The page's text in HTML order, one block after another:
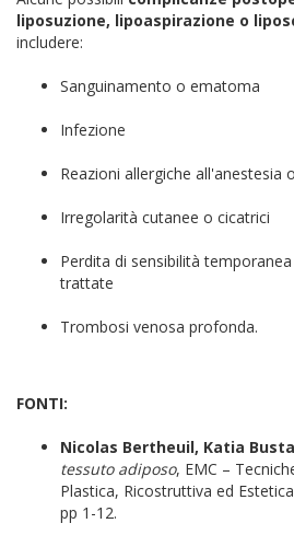
liposuzione, lipoaspirazione o
includere:
Sanguinamento o ematoma
Infezione
Reazioni allergiche all'anestesia
Irregolarità cutanee o cicatrici
Perdita di sensibilità
trattate
Trombosi venosa profonda.
FONTI:
Nicolas Bertheuil, Katia
tessuto adiposo, EMC –
Plastica, Ricostruttiva ed
pp 1-12.